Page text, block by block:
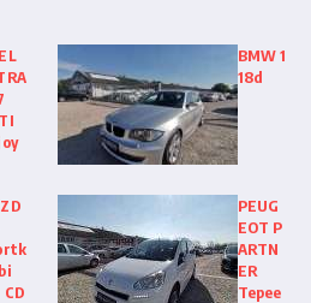
BMW 1
18d
PEUG
EOT P
ARTN
ER
Tepee